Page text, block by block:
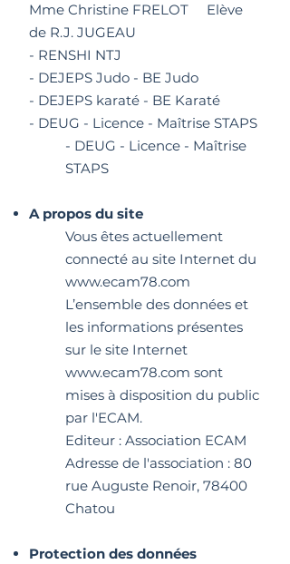
Mme Christine FRELOT Elève
de R.J. JUGEAU
- RENSHI NTJ
- DEJEPS Judo - BE Judo
- DEJEPS karaté - BE Karaté
- DEUG - Licence - Maîtrise STAPS
- DEUG - Licence - Maîtrise
STAPS
A propos du site
Vous êtes actuellement
connecté au site Internet du
www.ecam78.com
L’ensemble des données et
les informations présentes
sur le site Internet
www.ecam78.com sont
mises à disposition du public
par l'ECAM.
Editeur : Association ECAM
Adresse de l'association : 80
rue Auguste Renoir, 78400
Chatou
Protection des données